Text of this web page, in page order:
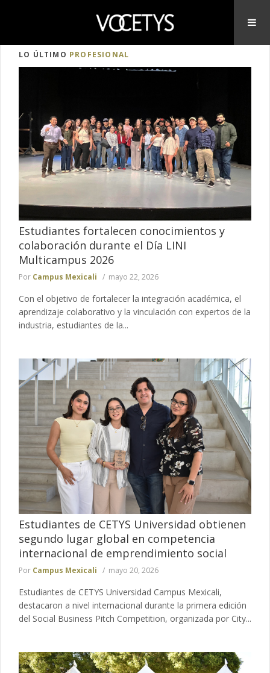
LO ÚLTIMO PROFESIONAL
Estudiantes fortalecen conocimientos y
colaboración durante el Día LINI
Multicampus 2026
Por Campus Mexicali mayo 22, 2026
Con el objetivo de fortalecer la integración académica, el
aprendizaje colaborativo y la vinculación con expertos de la
industria, estudiantes de la...
Estudiantes de CETYS Universidad obtienen
segundo lugar global en competencia
internacional de emprendimiento social
Por Campus Mexicali mayo 20, 2026
Estudiantes de CETYS Universidad Campus Mexicali,
destacaron a nivel internacional durante la primera edición
del Social Business Pitch Competition, organizada por City...